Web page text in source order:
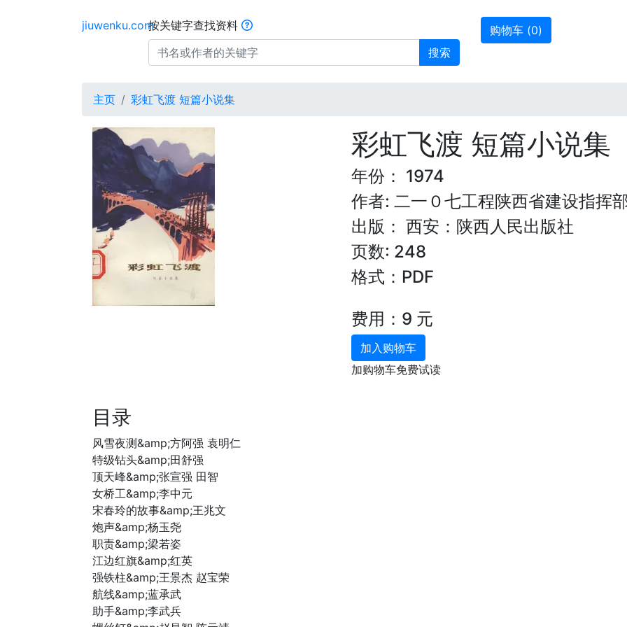
jiuwenku.com按关键字查找资料
搜索
购物车 (0)
主页 彩虹飞渡 短篇小说集
彩虹飞渡 短篇小说集
年份： 1974
作者: 二一０七工程陕西省建设指挥
出版： 西安：陕西人民出版社
页数: 248
格式：PDF
费用：9 元
加入购物车
加购物车免费试读
目录
风雪夜测&amp;方阿强 袁明仁
特级钻头&amp;田舒强
顶天峰&amp;张宣强 田智
女桥工&amp;李中元
宋春玲的故事&amp;王兆文
炮声&amp;杨玉尧
职责&amp;梁若姿
江边红旗&amp;红英
强铁柱&amp;王景杰 赵宝荣
航线&amp;蓝承武
助手&amp;李武兵